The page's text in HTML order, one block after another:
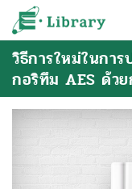
Skip
content
e-Library
วิธีการใหม่ในกา
กอริทึม AES ด้ว